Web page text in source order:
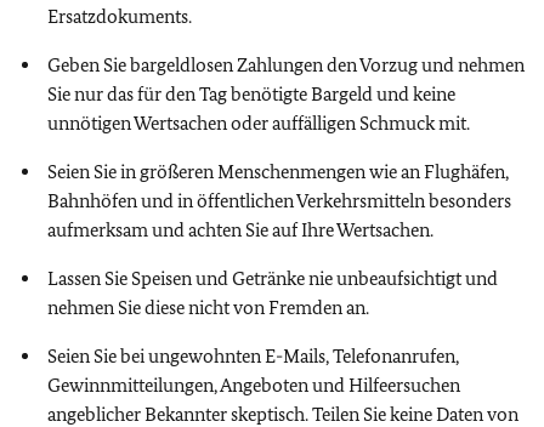
Ersatzdokuments.
Geben Sie bargeldlosen Zahlungen den Vorzug und nehmen
Sie nur das für den Tag benötigte Bargeld und keine
unnötigen Wertsachen oder auffälligen Schmuck mit.
Seien Sie in größeren Menschenmengen wie an Flughäfen,
Bahnhöfen und in öffentlichen Verkehrsmitteln besonders
aufmerksam und achten Sie auf Ihre Wertsachen.
Lassen Sie Speisen und Getränke nie unbeaufsichtigt und
nehmen Sie diese nicht von Fremden an.
Seien Sie bei ungewohnten E-Mails, Telefonanrufen,
Gewinnmitteilungen, Angeboten und Hilfeersuchen
angeblicher Bekannter skeptisch. Teilen Sie keine Daten von